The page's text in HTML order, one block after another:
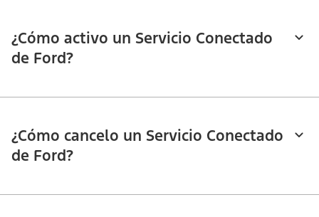
¿Cómo activo un Servicio Conectado
de Ford?
¿Cómo cancelo un Servicio Conectado
de Ford?